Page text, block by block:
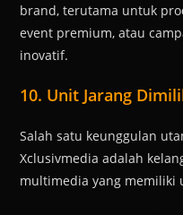
brand, terutama untuk
event premium, atau
inovatif.
10. Unit Jarang
Salah satu keunggulan
Xclusivmedia adalah
multimedia yang memiliki